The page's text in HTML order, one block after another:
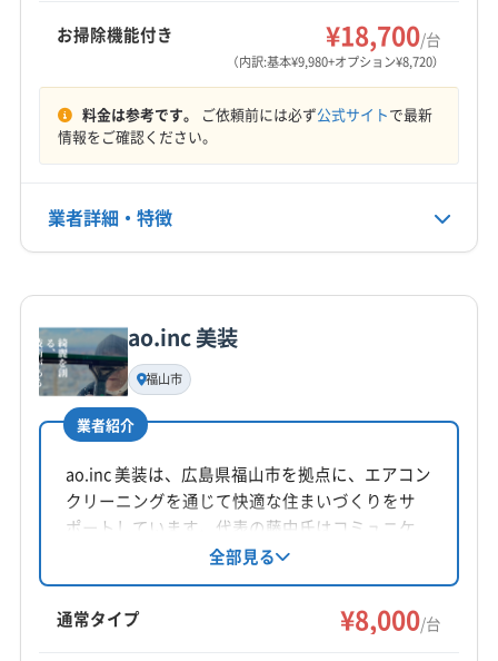
(広島県) 広島市安佐北区
(広島県) 広島市佐伯区
(広島県) 広島市中区
(広島県) 広島市東区
(広島県) 広島市南区
(広島県) 三原市
(広島県) 三次市
(広島県) 神石郡神石高原町
(広島県) 世羅郡世羅町
7:00〜21:00
定休日
電話番号
公式HP
公式サイトなし
お掃除機能付き ¥18,700/台
（内訳:基本¥9,980+オプション¥8,720）
料金は参考です。 ご依頼前には必ず公式サイトで最新
情報をご確認ください。
業者詳細・特徴
基本情報
代表者名
山口和弘
所在地
広島県福山市神辺町上御領1873-1
対応地域
笠岡市 高梁市
倉敷市
総社市 小田郡矢掛町
(広島県) 三原市
(広島県) 尾道市
(広島県) 福山市
ao.inc 美装
福山市
業者紹介
ao.inc 美装は、広島県福山市を拠点に、エアコン
クリーニングを通じて快適な住まいづくりをサ
ポートしています。代表の藤中氏はコミュニケ
ーションを重視し、顧客の不安解消に努めてい
ます。基本料金8,000円からで、複数台割引やオ
プションも充実。防カビ・抗菌コーティングも
提供しています。
全部見る
通常タイプ ¥8,000/台